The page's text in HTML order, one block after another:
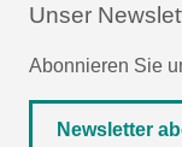
Unser
Abonnieren Sie
Newsletter